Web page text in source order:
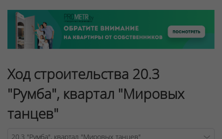
Ход строительства 20.3
"Румба", квартал "Мировых
танцев"